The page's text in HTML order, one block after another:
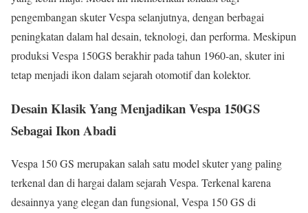
pengembangan skuter Vespa selanjutnya, dengan berbagai
peningkatan dalam hal desain, teknologi, dan performa. Meskipun
produksi Vespa 150GS berakhir pada tahun 1960-an, skuter ini
tetap menjadi ikon dalam sejarah otomotif dan kolektor.
Desain Klasik Yang Menjadikan Vespa 150GS
Sebagai Ikon Abadi
Vespa 150 GS merupakan salah satu model skuter yang paling
terkenal dan di hargai dalam sejarah Vespa. Terkenal karena
desainnya yang elegan dan fungsional, Vespa 150 GS di